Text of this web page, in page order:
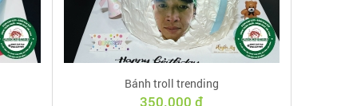
Bánh troll trending
350.000 đ